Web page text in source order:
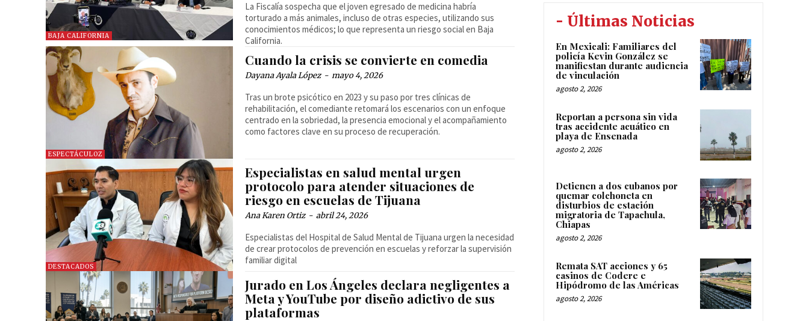
BAJA CALIFORNIA
La Fiscalía sospecha que el joven egresado de medicina habría
torturado a más animales, incluso de otras especies, utilizando sus
conocimientos médicos; lo que representa un riesgo social en Baja
California.
ESPECTÁCULOZ
Cuando la crisis se convierte en comedia
Dayana Ayala López - mayo 4, 2026
Tras un brote psicótico en 2023 y su paso por tres clínicas de
rehabilitación, el comediante retomará los escenarios con un enfoque
centrado en la sobriedad, la presencia emocional y el acompañamiento
como factores clave en su proceso de recuperación.
DESTACADOS
Especialistas en salud mental urgen
protocolo para atender situaciones de
riesgo en escuelas de Tijuana
Ana Karen Ortiz - abril 24, 2026
Especialistas del Hospital de Salud Mental de Tijuana urgen la necesidad
de crear protocolos de prevención en escuelas y reforzar la supervisión
familiar digital
Jurado en Los Ángeles declara negligentes a
Meta y YouTube por diseño adictivo de sus
plataformas
- Últimas Noticias
En Mexicali: Familiares del
policía Kevin González se
manifiestan durante audiencia
de vinculación
agosto 2, 2026
Reportan a persona sin vida
tras accidente acuático en
playa de Ensenada
agosto 2, 2026
Detienen a dos cubanos por
quemar colchoneta en
disturbios de estación
migratoria de Tapachula,
Chiapas
agosto 2, 2026
Remata SAT acciones y 65
casinos de Codere e
Hipódromo de las Américas
agosto 2, 2026